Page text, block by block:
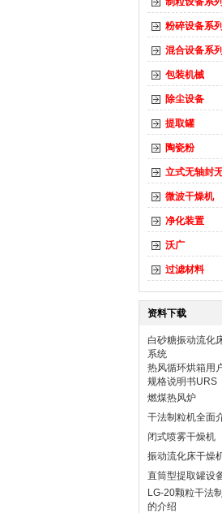
粉碎设备系列
混合设备系列
包装机械
除尘设备
提取罐
陶瓷粉
立式无轴封
微波干燥机
净化装置
沃广
过滤材料
资料下载
白砂糖振动流化
系统
热风循环烘箱用
规格说明书URS
燃煤热风炉
干法制粒机全面
闭式喷雾干燥机
振动流化床干燥
直筒型提取罐设
LG-20颗粒干法
的介绍